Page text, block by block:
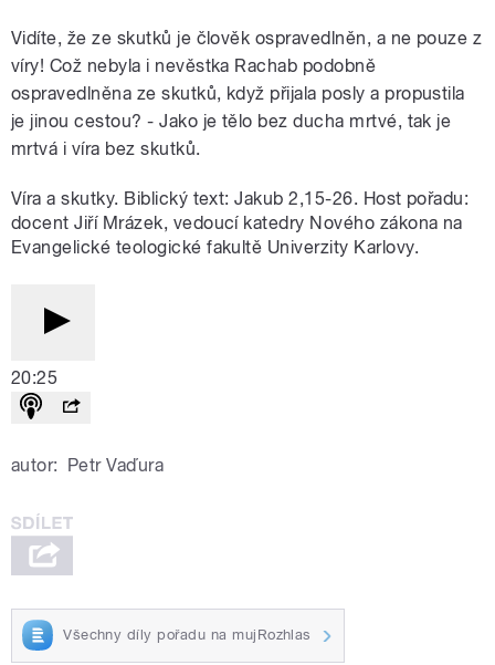
Vidíte, že ze skutků je člověk ospravedlněn, a ne pouze z
víry! Což nebyla i nevěstka Rachab podobně
ospravedlněna ze skutků, když přijala posly a propustila
je jinou cestou? - Jako je tělo bez ducha mrtvé, tak je
mrtvá i víra bez skutků.
Víra a skutky. Biblický text: Jakub 2,15-26. Host pořadu:
docent Jiří Mrázek, vedoucí katedry Nového zákona na
Evangelické teologické fakultě Univerzity Karlovy.
20:25
autor: Petr Vaďura
Všechny díly pořadu na mujRozhlas